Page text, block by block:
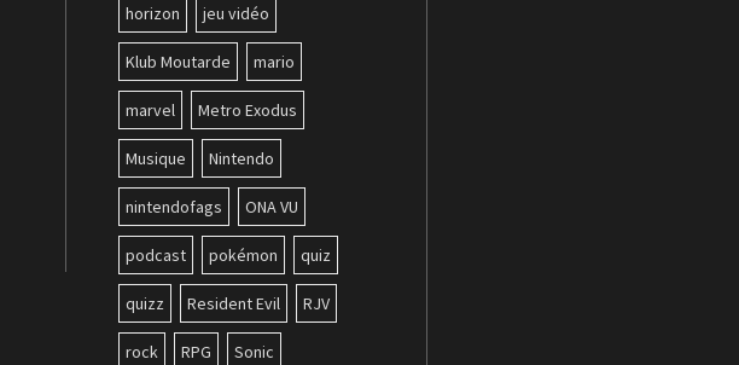
horizon jeu vidéo
Klub Moutarde mario
marvel Metro Exodus
Musique Nintendo
nintendofags ONA VU
podcast pokémon quiz
quizz Resident Evil RJV
rock RPG Sonic